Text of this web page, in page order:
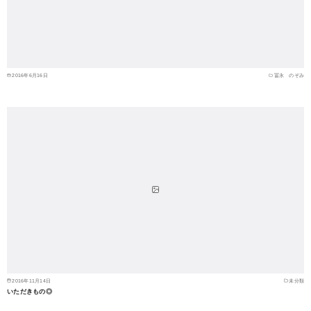
2016年6月16日 冨永 のぞみ
2016年11月14日 未分類
いただきもの◎